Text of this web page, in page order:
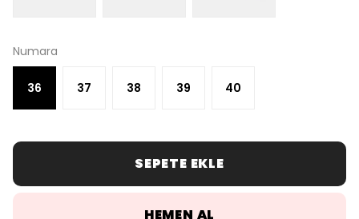
Numara
36 37 38 39 40
SEPETE EKLE
HEMEN AL